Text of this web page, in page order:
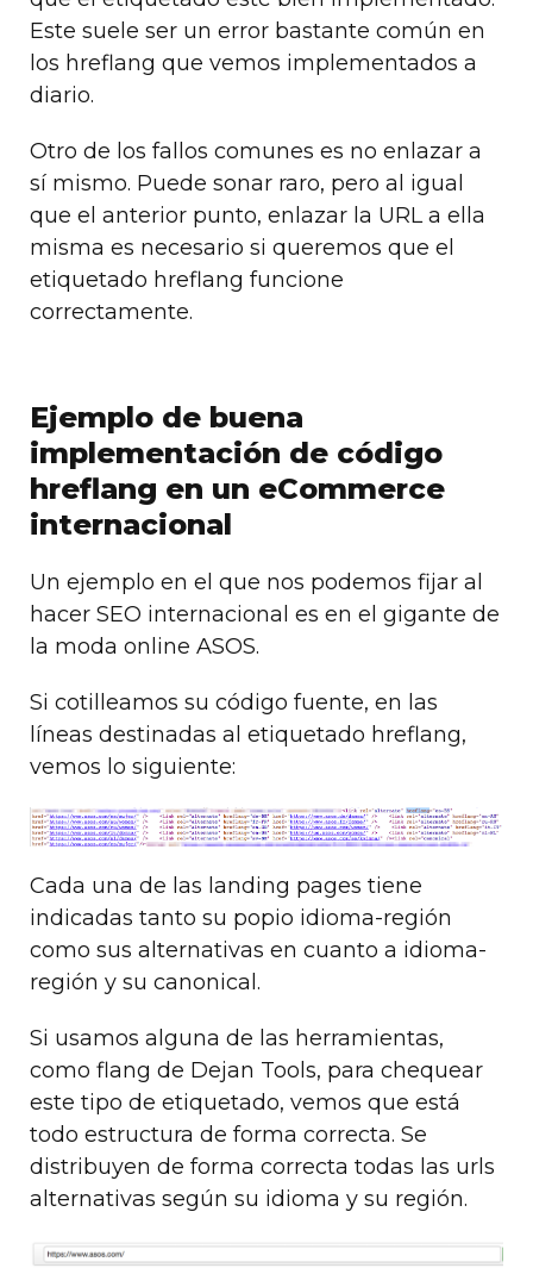
Este suele ser un error bastante común en
los hreflang que vemos implementados a
diario.
Otro de los fallos comunes es no enlazar a
sí mismo. Puede sonar raro, pero al igual
que el anterior punto, enlazar la URL a ella
misma es necesario si queremos que el
etiquetado hreflang funcione
correctamente.
Ejemplo de buena
implementación de código
hreflang en un eCommerce
internacional
Un ejemplo en el que nos podemos fijar al
hacer SEO internacional es en el gigante de
la moda online ASOS.
Si cotilleamos su código fuente, en las
líneas destinadas al etiquetado hreflang,
vemos lo siguiente:
Cada una de las landing pages tiene
indicadas tanto su popio idioma-región
como sus alternativas en cuanto a idioma-
región y su canonical.
Si usamos alguna de las herramientas,
como flang de Dejan Tools, para chequear
este tipo de etiquetado, vemos que está
todo estructura de forma correcta. Se
distribuyen de forma correcta todas las urls
alternativas según su idioma y su región.